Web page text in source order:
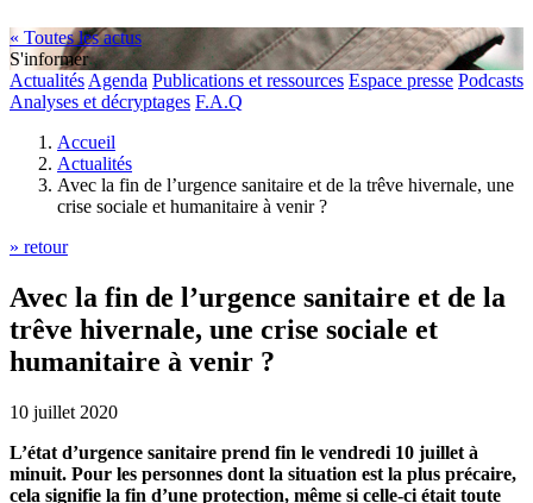
« Toutes les actus
S'informer
Actualités Agenda Publications et ressources Espace presse Podcasts
Analyses et décryptages F.A.Q
Accueil
Actualités
Avec la fin de l’urgence sanitaire et de la trêve hivernale, une
crise sociale et humanitaire à venir ?
» retour
Avec la fin de l’urgence sanitaire et de la
trêve hivernale, une crise sociale et
humanitaire à venir ?
10 juillet 2020
L’état d’urgence sanitaire prend fin le vendredi 10 juillet à
minuit. Pour les personnes dont la situation est la plus précaire,
cela signifie la fin d’une protection, même si celle-ci était toute